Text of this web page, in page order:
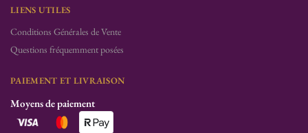
LIENS UTILES
Conditions Générales de Vente
Questions fréquemment posées
PAIEMENT ET LIVRAISON
Moyens de paiement